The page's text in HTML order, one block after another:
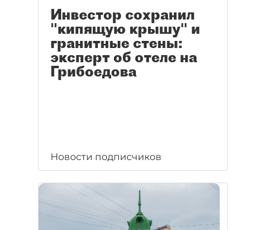
Инвестор сохранил
"кипящую крышу" и
гранитные стены:
эксперт об отеле на
Грибоедова
Новости подписчиков